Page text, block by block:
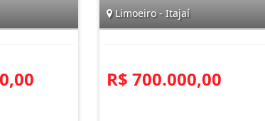
Limoeiro - Itajaí
R$ 700.000,00